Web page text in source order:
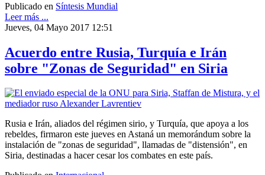
Publicado en Síntesis Mundial
Leer más ...
Jueves, 04 Mayo 2017 12:51
Acuerdo entre Rusia, Turquía e Irán
sobre "Zonas de Seguridad" en Siria
Rusia e Irán, aliados del régimen sirio, y Turquía, que apoya a los
rebeldes, firmaron este jueves en Astaná un memorándum sobre la
instalación de "zonas de seguridad", llamadas de "distensión", en
Siria, destinadas a hacer cesar los combates en este país.